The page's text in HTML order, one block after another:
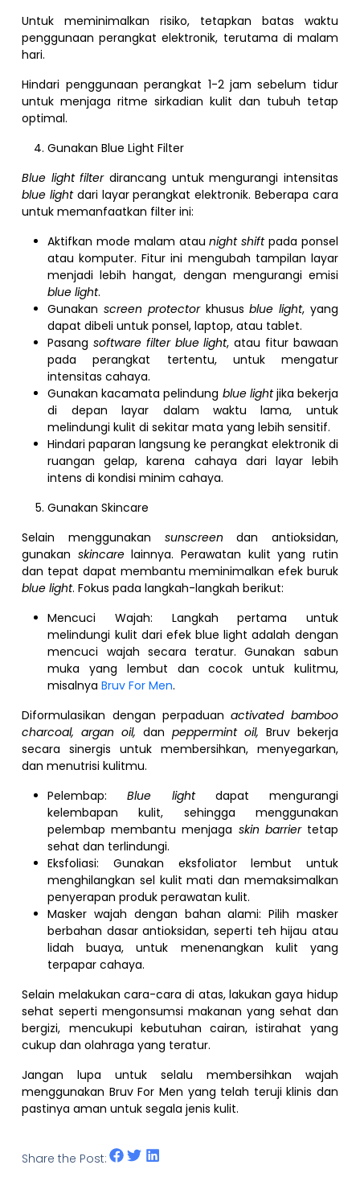
Untuk meminimalkan risiko, tetapkan batas waktu
penggunaan perangkat elektronik, terutama di malam
hari.
Hindari penggunaan perangkat 1-2 jam sebelum tidur
untuk menjaga ritme sirkadian kulit dan tubuh tetap
optimal.
Gunakan Blue Light Filter
Blue light filter dirancang untuk mengurangi intensitas
blue light dari layar perangkat elektronik. Beberapa cara
untuk memanfaatkan filter ini:
Aktifkan mode malam ataunight shiftpada ponsel
atau komputer. Fitur ini mengubah tampilan layar
menjadi lebih hangat, dengan mengurangi emisi
blue light.
Gunakan screen protector khususblue light, yang
dapat dibeli untuk ponsel, laptop, atau tablet.
Pasangsoftware filter blue light, atau fitur bawaan
pada perangkat tertentu, untuk mengatur
intensitas cahaya.
Gunakan kacamata pelindung blue lightjika bekerja
di depan layar dalam waktu lama, untuk
melindungi kulit di sekitar mata yang lebih sensitif.
Hindari paparan langsung ke perangkat elektronik di
ruangan gelap, karena cahaya dari layar lebih
intens di kondisi minim cahaya.
Gunakan Skincare
Selain menggunakan sunscreendan antioksidan,
gunakan skincarelainnya. Perawatan kulit yang rutin
dan tepat dapat membantu meminimalkan efek buruk
blue light. Fokus pada langkah-langkah berikut:
Mencuci Wajah: Langkah pertama untuk
melindungi kulit dari efek blue light adalah dengan
mencuci wajah secara teratur. Gunakan sabun
muka yang lembut dan cocok untuk kulitmu,
misalnyaBruv For Men.
Diformulasikan dengan perpaduanactivated bamboo
charcoal, argan oil,dan peppermint oil, Bruv bekerja
secara sinergis untuk membersihkan, menyegarkan,
dan menutrisi kulitmu.
Pelembap:Blue lightdapat mengurangi
kelembapan kulit, sehingga menggunakan
pelembap membantu menjaga skin barriertetap
sehat dan terlindungi.
Eksfoliasi: Gunakan eksfoliator lembut untuk
menghilangkan sel kulit mati dan memaksimalkan
penyerapan produk perawatan kulit.
Masker wajah dengan bahan alami: Pilih masker
berbahan dasar antioksidan, seperti teh hijau atau
lidah buaya, untuk menenangkan kulit yang
terpapar cahaya.
Selain melakukan cara-cara di atas, lakukan gaya hidup
sehat seperti mengonsumsi makanan yang sehat dan
bergizi, mencukupi kebutuhan cairan, istirahat yang
cukup dan olahraga yang teratur.
Jangan lupa untuk selalu membersihkan wajah
menggunakan Bruv For Men yang telah teruji klinis dan
pastinya aman untuk segala jenis kulit.
Share the Post: